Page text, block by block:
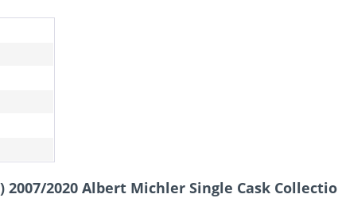
2020 Albert Michler Single Cask